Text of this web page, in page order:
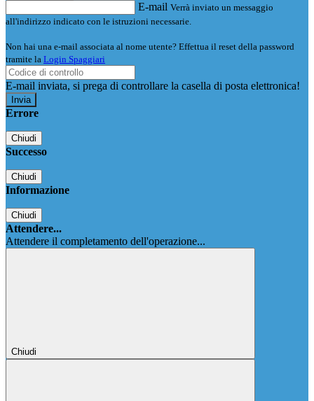
E-mail Verrà inviato un messaggio
all'indirizzo indicato con le istruzioni necessarie.
Non hai una e-mail associata al nome utente? Effettua il reset della password
tramite la Login Spaggiari
E-mail inviata, si prega di controllare la casella di posta elettronica!
Errore
Chiudi
Successo
Chiudi
Informazione
Chiudi
Attendere...
Attendere il completamento dell'operazione...
Chiudi